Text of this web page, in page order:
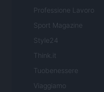
Professione Lavoro
Sport Magazine
Style24
Think.it
Tuobenessere
Viaggiamo